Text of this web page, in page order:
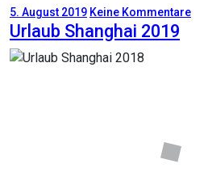
5. August 2019 Keine Kommentare
Urlaub Shanghai 2019